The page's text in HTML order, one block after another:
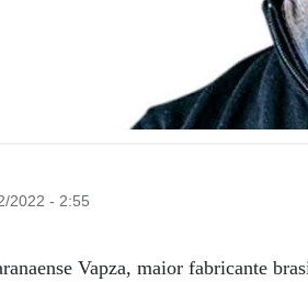
2022 - 2:55
Vapza, maior fabricante